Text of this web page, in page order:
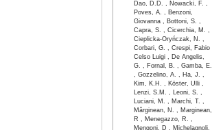
Dao, D.D. , Nowacki, F. ,
Poves, A. , Benzoni,
Giovanna , Bottoni, S. ,
Capra, S. , Cicerchia, M. ,
Cieplicka-Oryńczak, N. ,
Corbari, G. , Crespi, Fabio
Celso Luigi , De Angelis,
G. , Fornal, B. , Gamba, E.
, Gozzelino, A. , Ha, J. ,
Kim, K.H. , Köster, Ulli ,
Lenzi, S.M. , Leoni, S. ,
Luciani, M. , Marchi, T. ,
Mărginean, N. , Marginean,
R , Menegazzo, R. ,